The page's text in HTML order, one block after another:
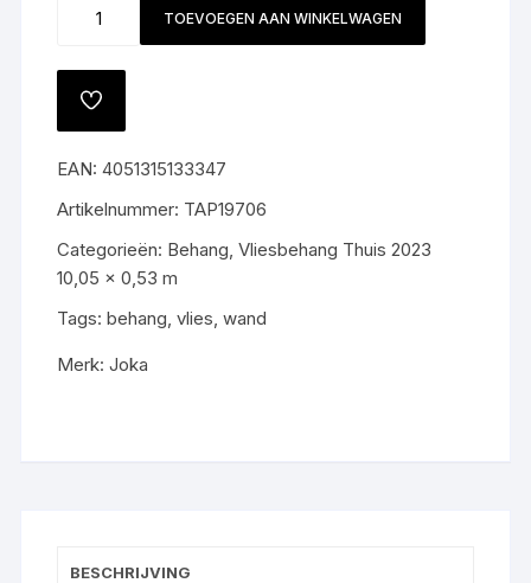
19706
TOEVOEGEN AAN WINKELWAGEN
TOEVOEGEN
AAN
EAN:4051315133347
Artikelnummer: TAP19706
Categorieën: Behang ,Vliesbehang Thuis 2023
10,05 x 0,53 m
Tags:behang ,vlies ,wand
Merk:Joka
BESCHRIJVING